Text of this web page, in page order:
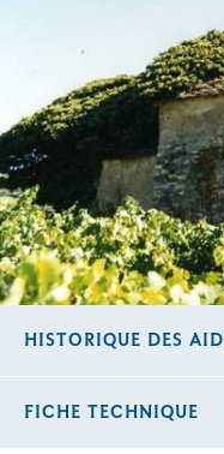
HISTORIQUE DES
FICHE TECHNIQUE